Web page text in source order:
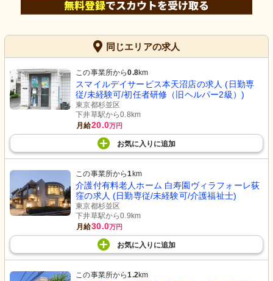
同じエリアの求人
この事業所から0.8km
スマイルデイサービス本天沼店の求人 (日勤専
従/未経験可/初任者研修（旧ヘルパー2級）)
東京都杉並区
下井草駅から0.8km
月給20.0万円
お気に入り に追加
この事業所から1 km
介護付有料老人ホーム 白寿園ヴィラフォーレ荻
窪の求人 (日勤専従/未経験可/介護福祉士)
東京都杉並区
下井草駅から0.9km
月給30.0万円
お気に入り に追加
この事業所から1.2km